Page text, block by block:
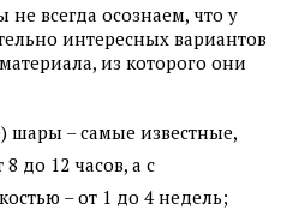
всегда осознаем, что у
интересных вариантов
из которого они
шары – самые известные,
до 12 часов, а с
– от 1 до 4 недель;